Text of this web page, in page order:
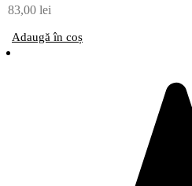
83,00 lei
Adaugă în coș